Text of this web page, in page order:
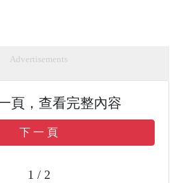
Advertisements
頁，查看完整內容
下 一 頁
1 / 2